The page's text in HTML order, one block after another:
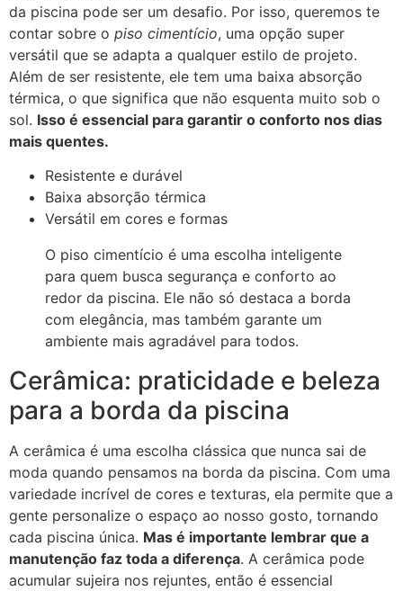
da piscina pode ser um desafio. Por isso, queremos te
contar sobre o piso cimentício, uma opção super
versátil que se adapta a qualquer estilo de projeto.
Além de ser resistente, ele tem uma baixa absorção
térmica, o que significa que não esquenta muito sob o
sol. Isso é essencial para garantir o conforto nos dias
mais quentes.
Resistente e durável
Baixa absorção térmica
Versátil em cores e formas
O piso cimentício é uma escolha inteligente
para quem busca segurança e conforto ao
redor da piscina. Ele não só destaca a borda
com elegância, mas também garante um
ambiente mais agradável para todos.
Cerâmica: praticidade e beleza
para a borda da piscina
A cerâmica é uma escolha clássica que nunca sai de
moda quando pensamos na borda da piscina. Com uma
variedade incrível de cores e texturas, ela permite que a
gente personalize o espaço ao nosso gosto, tornando
cada piscina única. Mas é importante lembrar que a
manutenção faz toda a diferença. A cerâmica pode
acumular sujeira nos rejuntes, então é essencial